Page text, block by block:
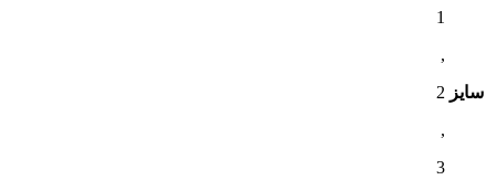
سایز
1
,
2
,
3